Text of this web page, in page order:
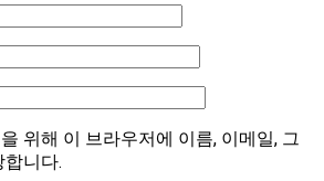
위해 이 브라우저에 이름, 이메일, 그
니다.